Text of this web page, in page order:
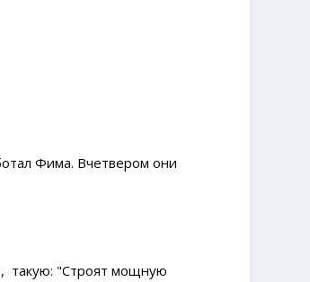
Фима. Вчетвером они
такую: "Строят мощную